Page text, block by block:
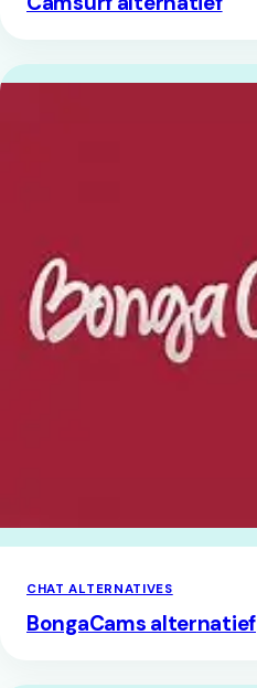
CHAT ALTERNATIVES
BongaCams alternatief